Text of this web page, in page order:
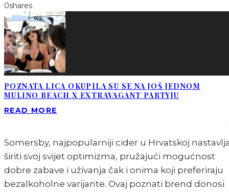
0shares
POZNATA LICA OKUPILA SU SE NA JOŠ JEDNOM
MULINO BEACH X EXTRAVAGANT PARTYJU
READ MORE
Somersby, najpopularniji cider u Hrvatskoj
širiti svoj svijet optimizma, pružajući mogućnost
dobre zabave i uživanja čak i onima koji preferiraju
bezalkoholne varijante. Ovaj poznati brend donosi